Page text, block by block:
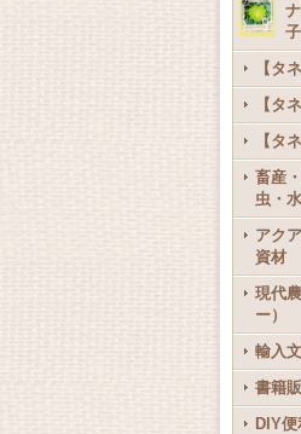
子
【タ
【タ
【タ
畜産
虫・
アク
資材
現代
ー）
輸入
書籍
DIY